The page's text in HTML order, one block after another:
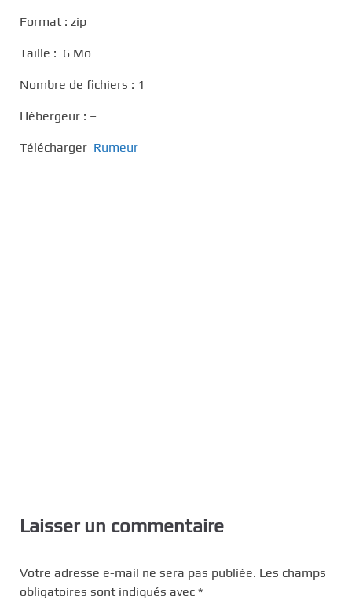
Format : zip
Taille : 6 Mo
Nombre de fichiers : 1
Hébergeur : –
Télécharger Rumeur
Laisser un commentaire
Votre adresse e-mail ne sera pas publiée. Les champs
obligatoires sont indiqués avec *